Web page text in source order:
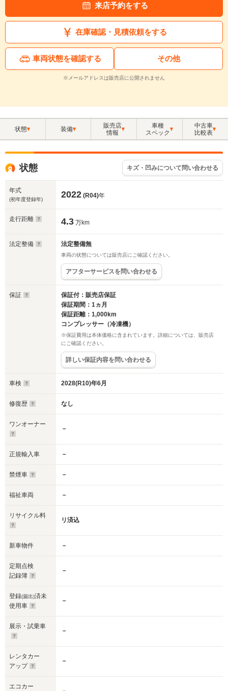
来店予約をする
在庫確認・見積依頼をする
車両状態を確認する その他
※メールアドレスは販売店に公開されません
状態 装備
販売店
情報
車種
スペック
中古車
比較表
状態 キズ・凹みについて問い合わせる
年式
(初年度登録年) 2022 (R04)年
走行距離 4.3 万km
法定整備 法定整備無
車両の状態については販売店にご確認ください。
アフターサービスを問い合わせる
保証
保証付：販売店保証
保証期間：1ヵ月
保証距離：1,000km
コンプレッサー（冷凍機）
※保証費用は本体価格に含まれています。詳細については、販売店
にご確認ください。
詳しい保証内容を問い合わせる
車検 2028(R10)年6月
修復歴 なし
ワンオーナー
－
正規輸入車 －
禁煙車 －
福祉車両 －
リサイクル料
リ済込
新車物件 －
定期点検
記録簿
－
登録(届出)済未
使用車
－
展示・試乗車
－
レンタカー
アップ
－
エコカー